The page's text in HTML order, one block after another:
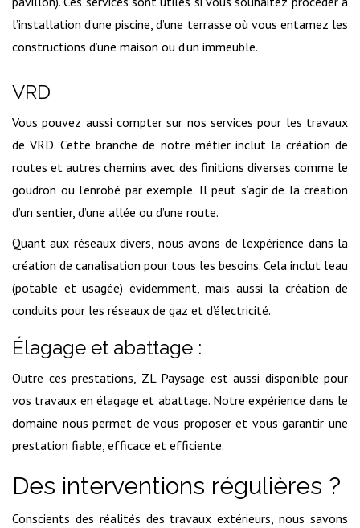
l’installation d’une piscine, d’une terrasse où vous entamez les
constructions d’une maison ou d’un immeuble.
VRD
Vous pouvez aussi compter sur nos services pour les travaux
de VRD. Cette branche de notre métier inclut la création de
routes et autres chemins avec des finitions diverses comme le
goudron ou l’enrobé par exemple. Il peut s’agir de la création
d’un sentier, d’une allée ou d’une route.
Quant aux réseaux divers, nous avons de l’expérience dans la
création de canalisation pour tous les besoins. Cela inclut l’eau
(potable et usagée) évidemment, mais aussi la création de
conduits pour les réseaux de gaz et d’électricité.
Élagage et abattage :
Outre ces prestations, ZL Paysage est aussi disponible pour
vos travaux en élagage et abattage. Notre expérience dans le
domaine nous permet de vous proposer et vous garantir une
prestation fiable, efficace et efficiente.
Des interventions régulières ?
Conscients des réalités des travaux extérieurs, nous savons